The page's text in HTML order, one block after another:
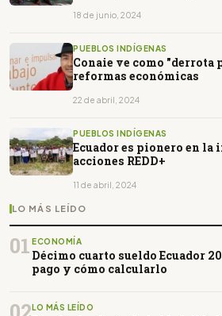
18 de junio, 2024
PUEBLOS INDÍGENAS
Conaie ve como "derrota
reformas económicas
22 de abril, 2024
PUEBLOS INDÍGENAS
Ecuador es pionero en la
acciones REDD+
11 de abril, 2024
LO MÁS LEÍDO
01 ECONOMÍA
Décimo cuarto sueldo Ecuador
pago y cómo calcularlo
LO MÁS LEÍDO